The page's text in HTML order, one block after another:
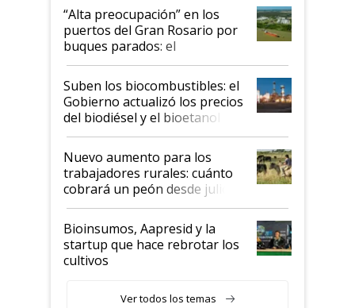
“Alta preocupación” en los
puertos del Gran Rosario por
buques parados: el
funcionamiento de las
exportadoras en tensión tras
la medida de fuerza de los
prácticos
Suben los biocombustibles: el
Gobierno actualizó los precios
del biodiésel y el bioetanol
Nuevo aumento para los
trabajadores rurales: cuánto
cobrará un peón desde julio
Bioinsumos, Aapresid y la
startup que hace rebrotar los
cultivos
Ver todos los temas